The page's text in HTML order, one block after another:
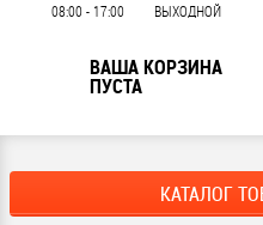
08:00 - 17:00 ВЫХОДНОЙ
ВАША КОРЗИНА
ПУСТА
КАТАЛОГ